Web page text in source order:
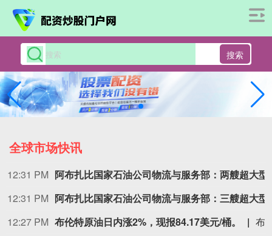
搜索
全球市场快讯
12:11 PM 机构：2026年AI服务器出货量增幅上调至近31%
12:07 PM 齐心集团中选长安汽车电子商城项目
据齐心集团消息，近日，齐心集团中选长安汽车电子商城项目。公司将依托一站式政企数字化采购服务平台，提供成熟完善的采购全流程配套服务，助力头部整车制造企业采购管理数智化升级。
12:07 PM